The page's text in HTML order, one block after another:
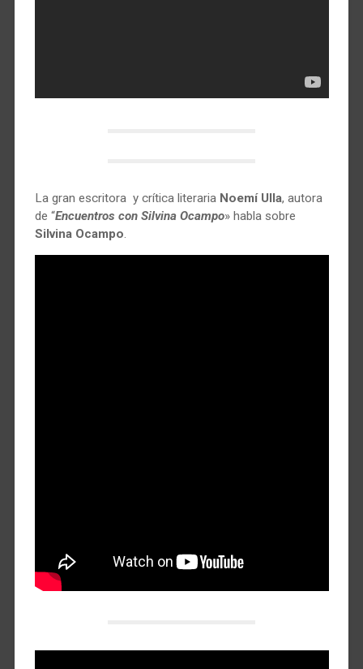
La gran escritora y crítica literaria Noemí Ulla, autora
de “Encuentros con Silvina Ocampo» habla sobre
Silvina Ocampo.